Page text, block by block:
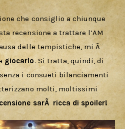
che consiglio a chiunque
recensione a trattare l’AM
delle tempistiche, mi Ã¨
giocarlo. Si tratta, quindi, di
i consueti bilanciamenti
molti, moltissimi
sarÃ  ricca di spoiler!